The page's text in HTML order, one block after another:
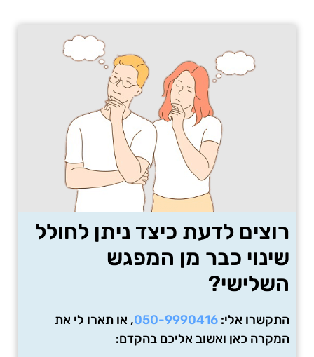
רוצים לדעת כיצד ניתן לחולל
שינוי כבר מן המפגש
השלישי?
התקשרו אלי: 050-9990416, או תארו לי את
המקרה כאן ואשוב אליכם בהקדם: